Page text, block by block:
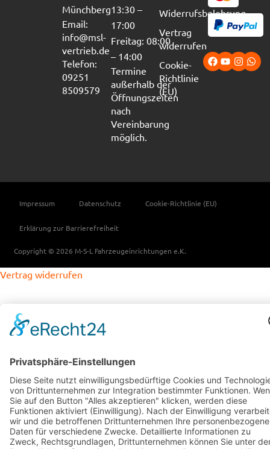
Münchberg
Email:
info@msl-
vertrieb.de
Telefon:
09251
8509579
13:30 –
17:00
Freitag: 08:00
– 14:00
Termine
außerhalb der
Öffnungszeiten
nach
Vereinbarung
möglich.
Widerrufsbelehrung
Vertrag
widerrufen
Cookie-
Richtlinie
(EU)
Impressum Datenschutz Cookie-Richtlinie (EU)
Erklärung zur Barrierefreiheit
Copyright © 2026 M-S-L Fahrzeugeinrichtungen e.K.
Vertrag widerrufen